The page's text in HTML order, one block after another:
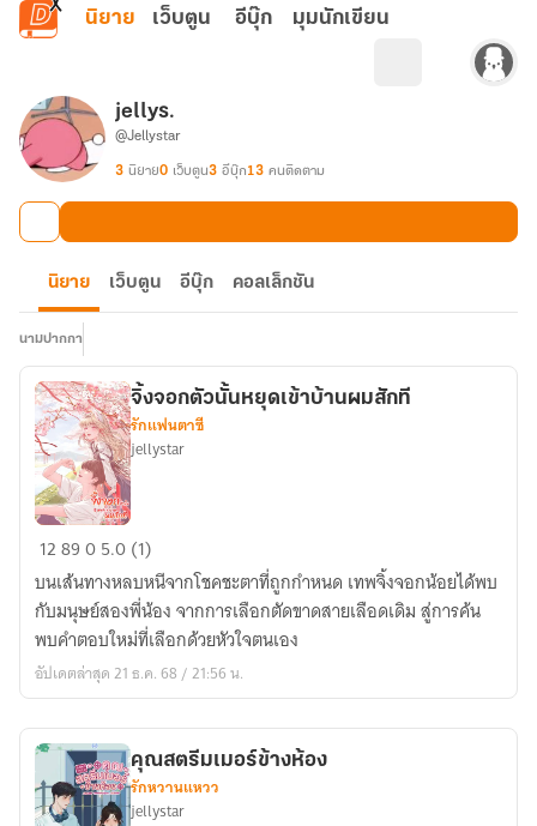
ข้ามไปยังเนื้อหาหลัก
นิยาย เว็บตูน อีบุ๊ก มุมนักเขียน
jellys.
@Jellystar
3 นิยาย0 เว็บตูน3 อีบุ๊ก13 คนติดตาม
นิยาย เว็บตูน อีบุ๊ก คอลเล็กชัน
นามปากกา
จิ้งจอก
นั้น
หยุด
เข้า
บ้าน
สัก
จิ้งจอกตัวนั้นหยุดเข้าบ้านผมสักที
รักแฟนตาซี
jellystar
128905.0 (1)
บนเส้นทางหลบหนีจากโชคชะตาที่ถูกกำหนด เทพจิ้งจอกน้อยได้พบ
กับมนุษย์สองพี่น้อง จากการเลือกตัดขาดสายเลือดเดิม สู่การค้น
พบคำตอบใหม่ที่เลือกด้วยหัวใจตนเอง
อัปเดตล่าสุด 21 ธ.ค. 68 / 21:56 น.
คุณสตรีมเมอร์ข้างห้อง
รักหวานแหวว
jellystar